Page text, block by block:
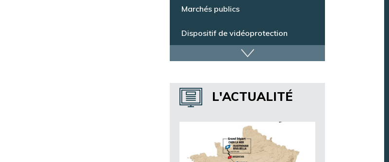
Espace citoyens
Marchés publics
Dispositif de vidéoprotection
Annuaire des services
Annuaire des associations
Argentan Aujourd’hui
L'ACTUALITÉ